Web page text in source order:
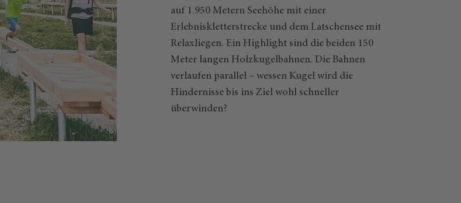
auf 1.950 Metern Seehöhe mit einer
Erlebniskletterstrecke und dem Latschensee mit
Relaxliegen. Ein Highlight sind die beiden 150
Meter langen Holzkugelbahnen. Die Bahnen
verlaufen parallel – wessen Kugel wird die
Hindernisse bis ins Ziel wohl schneller
überwinden?